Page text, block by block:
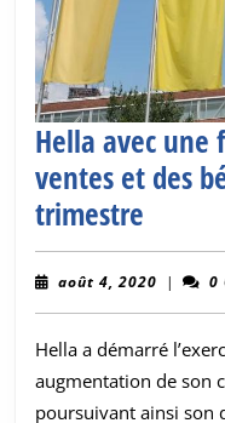
Hella avec une
ventes et des
trimestre
avec
une
forte
des
août 4, 2020 août
| 0
Hella a démarré
augmentation de son
poursuivant ainsi son